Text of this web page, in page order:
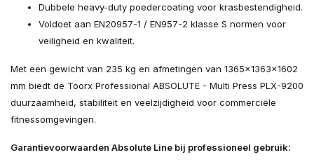
Dubbele heavy-duty poedercoating voor krasbestendigheid.
Voldoet aan EN20957-1 / EN957-2 klasse S normen voor
veiligheid en kwaliteit.
Met een gewicht van 235 kg en afmetingen van 1365x1363x1602
mm biedt de Toorx Professional ABSOLUTE - Multi Press PLX-9200
duurzaamheid, stabiliteit en veelzijdigheid voor commerciële
fitnessomgevingen.
Garantievoorwaarden Absolute Line bij professioneel gebruik: